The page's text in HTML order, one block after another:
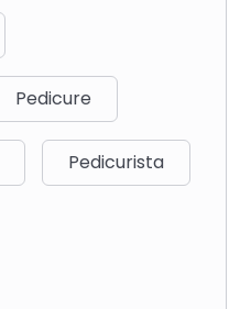
Pedicure
Pedicurista